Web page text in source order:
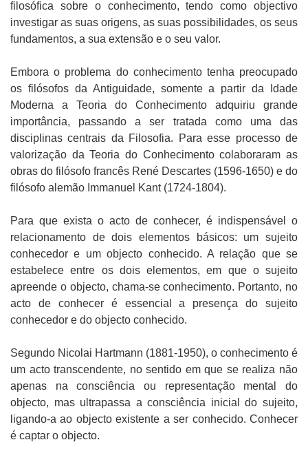
filosófica sobre o conhecimento, tendo como objectivo
investigar as suas origens, as suas possibilidades, os seus
fundamentos, a sua extensão e o seu valor.
Embora o problema do conhecimento tenha preocupado
os filósofos da Antiguidade, somente a partir da Idade
Moderna a Teoria do Conhecimento adquiriu grande
importância, passando a ser tratada como uma das
disciplinas centrais da Filosofia. Para esse processo de
valorização da Teoria do Conhecimento colaboraram as
obras do filósofo francês René Descartes (1596-1650) e do
filósofo alemão Immanuel Kant (1724-1804).
Para que exista o acto de conhecer, é indispensável o
relacionamento de dois elementos básicos: um sujeito
conhecedor e um objecto conhecido. A relação que se
estabelece entre os dois elementos, em que o sujeito
apreende o objecto, chama-se conhecimento. Portanto, no
acto de conhecer é essencial a presença do sujeito
conhecedor e do objecto conhecido.
Segundo Nicolai Hartmann (1881-1950), o conhecimento é
um acto transcendente, no sentido em que se realiza não
apenas na consciência ou representação mental do
objecto, mas ultrapassa a consciência inicial do sujeito,
ligando-a ao objecto existente a ser conhecido. Conhecer
é captar o objecto.